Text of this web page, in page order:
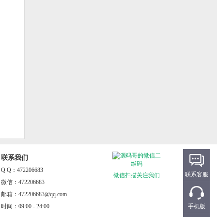
联系我们
Q Q：472206683
微信：472206683
邮箱：472206683@qq.com
时间：09:00 - 24:00
微信扫描关注我们 联系客服
手机版